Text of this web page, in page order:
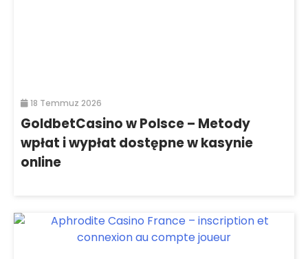
18 Temmuz 2026
GoldbetCasino w Polsce – Metody
wpłat i wypłat dostępne w kasynie
online